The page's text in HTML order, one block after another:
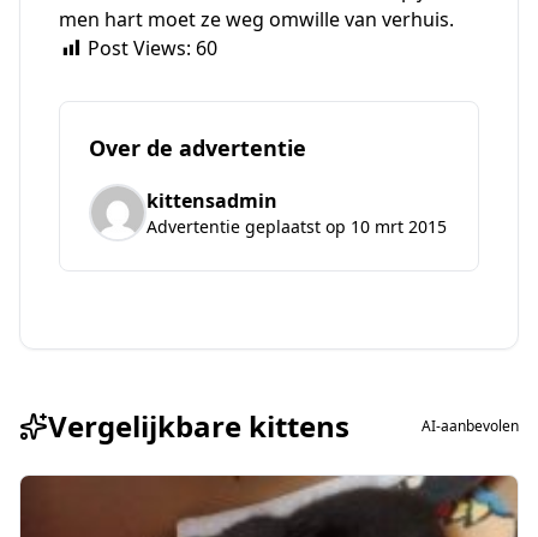
men hart moet ze weg omwille van verhuis.
Post Views: 60
Over de advertentie
kittensadmin
Advertentie geplaatst op 10 mrt 2015
Vergelijkbare kittens AI-aanbevolen